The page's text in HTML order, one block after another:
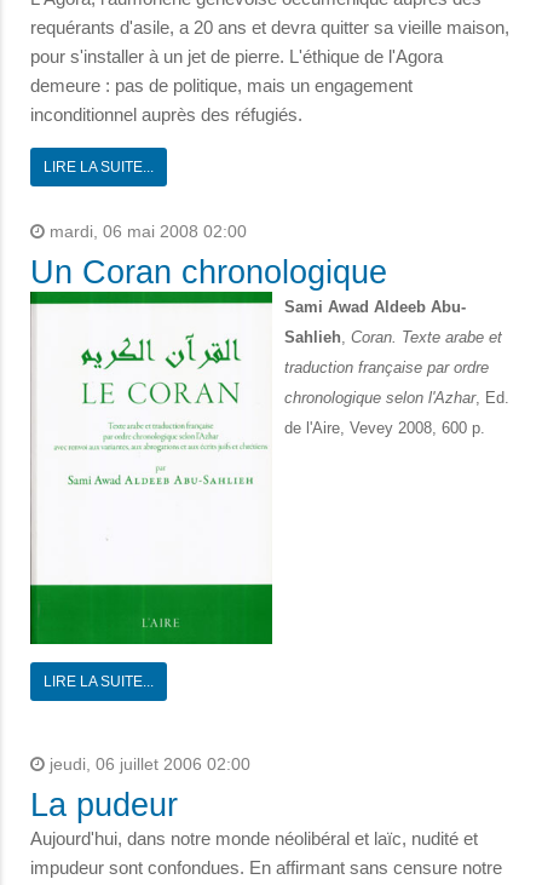
requérants d'asile, a 20 ans et devra quitter sa vieille maison,
pour s'installer à un jet de pierre. L'éthique de l'Agora
demeure : pas de politique, mais un engagement
inconditionnel auprès des réfugiés.
LIRE LA SUITE...
mardi, 06 mai 2008 02:00
Un Coran chronologique
Sami Awad Aldeeb Abu-
Sahlieh, Coran. Texte arabe et
traduction française par ordre
chronologique selon l'Azhar, Ed.
de l'Aire, Vevey 2008, 600 p.
LIRE LA SUITE...
jeudi, 06 juillet 2006 02:00
La pudeur
Aujourd'hui, dans notre monde néolibéral et laïc, nudité et
impudeur sont confondues. En affirmant sans censure notre